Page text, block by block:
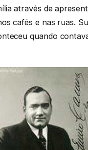
através de
cafés e nas ruas.
quando